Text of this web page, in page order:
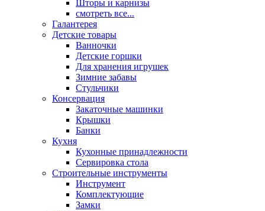
Шторы и карнизы
смотреть все...
Галантерея
Детские товары
Ванночки
Детские горшки
Для хранения игрушек
Зимние забавы
Стульчики
Консервация
Закаточные машинки
Крышки
Банки
Кухня
Кухонные принадлежности
Сервировка стола
Строительные инструменты
Инструмент
Комплектующие
Замки